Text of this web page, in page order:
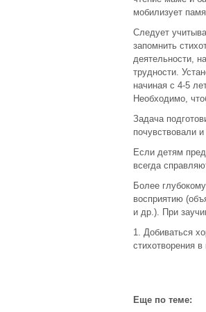
мобилизует
Следует
запомнить
деятельности,
трудности.
начиная с 4-5
Необходимо,
Задача
почувствовали
Если детям
всегда
Более
восприятию
и др.). При
1. Добиваться
стихотворения в
Еще по теме: